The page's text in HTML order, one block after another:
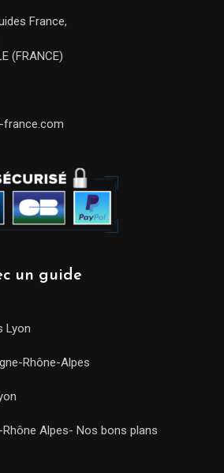
France,
(FRANCE)
france.com
un guide
Lyon
Rhône-Alpes
Rhône Alpes- Nos bons plans